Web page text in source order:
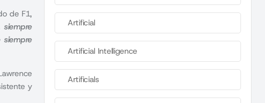
de F1,
siempre
y
Artificial
Artificial Intelligence
Artificials